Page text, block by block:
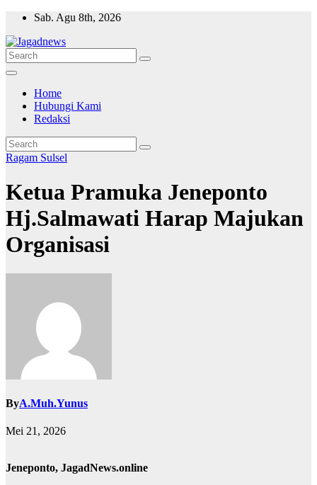
Skip
content
Sab. Agu 8th, 2026
Home
Hubungi Kami
Redaksi
Ragam Sulsel
Ketua Pramuka Jeneponto
Hj.Salmawati Harap Majukan
Organisasi
ByA.Muh.Yunus
Mei 21, 2026
Jeneponto, JagadNews.online